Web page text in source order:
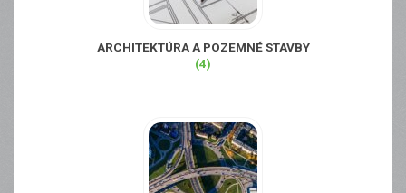
ARCHITEKTÚRA A POZEMNÉ STAVBY
(4)